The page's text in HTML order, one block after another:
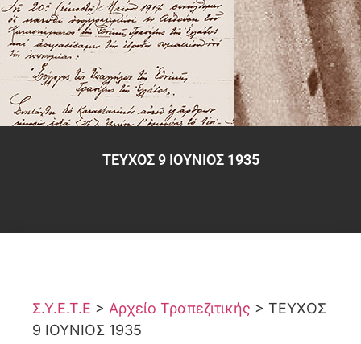
ΤΕΥΧΟΣ 9 ΙΟΥΝΙΟΣ 1935
Σ.Υ.Ε.Τ.Ε > Αρχείο Τραπεζιτικής > ΤΕΥΧΟΣ
9 ΙΟΥΝΙΟΣ 1935